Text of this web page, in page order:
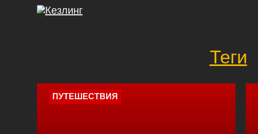
Теги
ПУТЕШЕСТВИЯ